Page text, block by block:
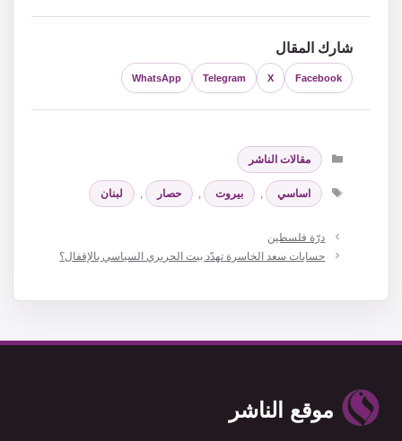
شارك المقال
Facebook
X
Telegram
WhatsApp
التصنيفات
مقالات الناشر
الوسوم
اساسي , بيروت , حصار , لبنان
درّة فلسطين
حسابات سعد الخاسرة تهدّد بيت الحريري السياسي بالإقفال؟
موقع الناشر